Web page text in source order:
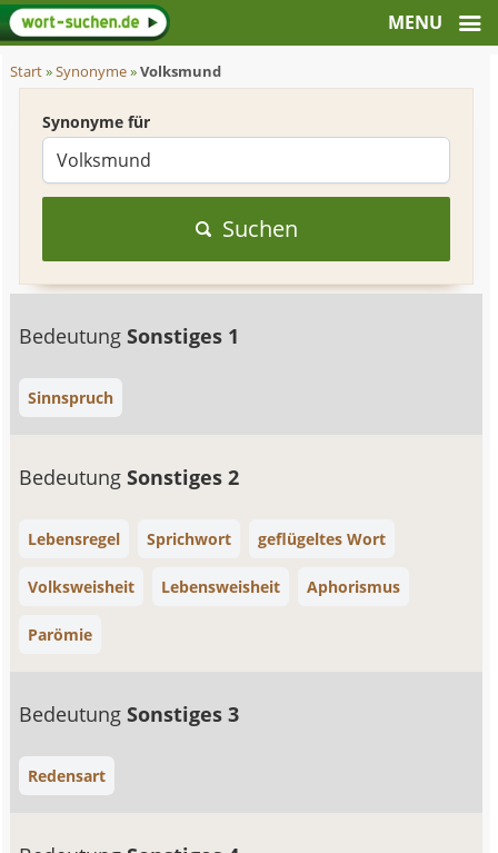
Start»Synonyme»Volksmund
Synonyme für
Suchen
BedeutungSonstiges 1
Sinnspruch
BedeutungSonstiges 2
Lebensregel Sprichwort geflügeltes Wort
Volksweisheit Lebensweisheit Aphorismus
Parömie
BedeutungSonstiges 3
Redensart